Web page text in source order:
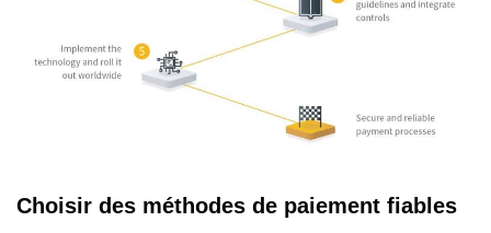
Choisir des méthodes de paiement fiables